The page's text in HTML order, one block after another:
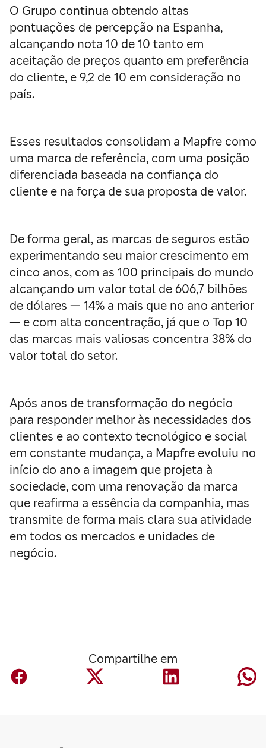
O Grupo continua obtendo altas
pontuações de percepção na Espanha,
alcançando nota 10 de 10 tanto em
aceitação de preços quanto em preferência
do cliente, e 9,2 de 10 em consideração no
país.
Esses resultados consolidam a Mapfre como
uma marca de referência, com uma posição
diferenciada baseada na confiança do
cliente e na força de sua proposta de valor.
De forma geral, as marcas de seguros estão
experimentando seu maior crescimento em
cinco anos, com as 100 principais do mundo
alcançando um valor total de 606,7 bilhões
de dólares — 14% a mais que no ano anterior
— e com alta concentração, já que o Top 10
das marcas mais valiosas concentra 38% do
valor total do setor.
Após anos de transformação do negócio
para responder melhor às necessidades dos
clientes e ao contexto tecnológico e social
em constante mudança, a Mapfre evoluiu no
início do ano a imagem que projeta à
sociedade, com uma renovação da marca
que reafirma a essência da companhia, mas
transmite de forma mais clara sua atividade
em todos os mercados e unidades de
negócio.
Compartilhe em